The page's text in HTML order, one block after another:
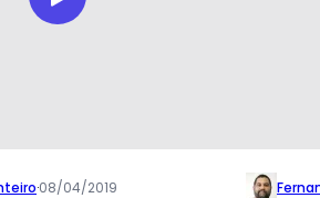
·08/04/2019